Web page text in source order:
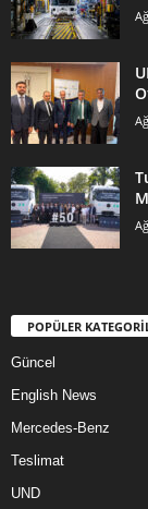
POPÜLER
Güncel
English News
Mercedes-Benz
Teslimat
UND